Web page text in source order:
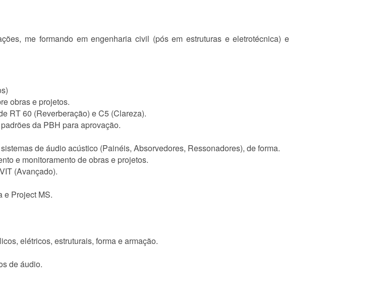
me formando em engenharia civil (pós em estruturas e eletrotécnica) e
obras e projetos.
RT 60 (Reverberação) e C5 (Clareza).
da PBH para aprovação.
de áudio acústico (Painéis, Absorvedores, Ressonadores), de forma.
e monitoramento de obras e projetos.
(Avançado).
e Project MS.
elétricos, estruturais, forma e armação.
de áudio.